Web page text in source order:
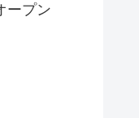
ープン